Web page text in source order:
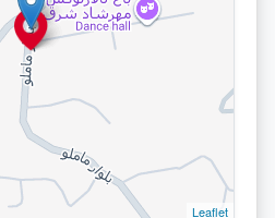
Leaflet